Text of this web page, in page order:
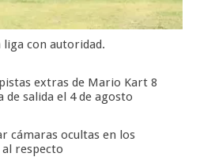
liga con autoridad.
extras de Mario Kart 8
de salida el 4 de agosto
cámaras ocultas en los
respecto